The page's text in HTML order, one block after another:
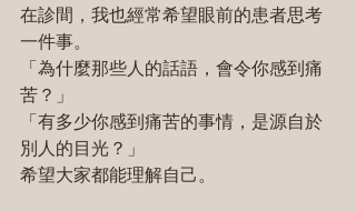
在診間，我也經常希望眼前的患者思考
一件事。
「為什麼那些人的話語，會令你感到痛
苦？」
「有多少你感到痛苦的事情，是源自於
別人的目光？」
希望大家都能理解自己。